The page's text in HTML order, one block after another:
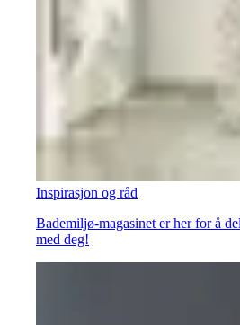
Inspirasjon og råd
Bademiljø-magasinet er her for å
med deg!